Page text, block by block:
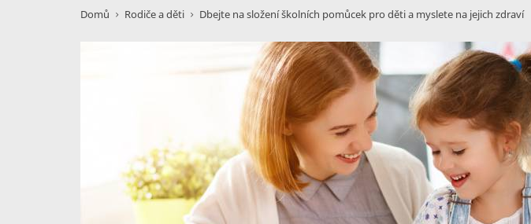
Domů Rodiče a děti Dbejte na složení školních pomůcek pro děti a myslete na jejich zdraví